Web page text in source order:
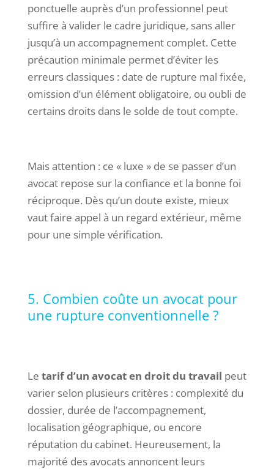
ponctuelle auprès d’un professionnel peut
suffire à valider le cadre juridique, sans aller
jusqu’à un accompagnement complet. Cette
précaution minimale permet d’éviter les
erreurs classiques : date de rupture mal fixée,
omission d’un élément obligatoire, ou oubli de
certains droits dans le solde de tout compte.
Mais attention : ce « luxe » de se passer d’un
avocat repose sur la confiance et la bonne foi
réciproque. Dès qu’un doute existe, mieux
vaut faire appel à un regard extérieur, même
pour une simple vérification.
5. Combien coûte un avocat pour
une rupture conventionnelle ?
Le tarif d’un avocat en droit du travail peut
varier selon plusieurs critères : complexité du
dossier, durée de l’accompagnement,
localisation géographique, ou encore
réputation du cabinet. Heureusement, la
majorité des avocats annoncent leurs